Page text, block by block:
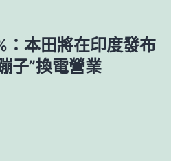
本田將在印度發布
子”換電營業